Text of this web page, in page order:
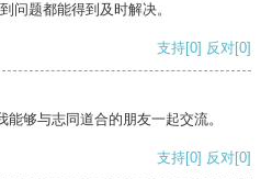
问题都能得到及时解决。
支持[0] 反对[0]
够与志同道合的朋友一起交流。
支持[0] 反对[0]